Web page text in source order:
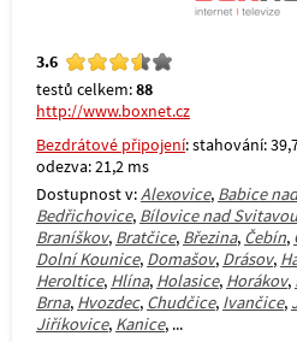
3.6
testů celkem:88
http://www.boxnet.cz
Bezdrátové připojení: stahování:
odezva: 21,2 ms
Dostupnost v:Alexovice, Babice
Bedřichovice, Bílovice nad Svitavou
Braníškov, Bratčice, Březina, Čebín,
Dolní Kounice, Domašov, Drásov,
Heroltice, Hlína, Holasice, Horákov,
Brna, Hvozdec, Chudčice, Ivančice,
Jiříkovice, Kanice, ...